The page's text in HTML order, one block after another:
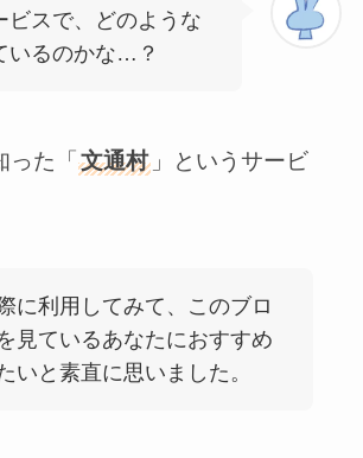
ビスで、どのような
いるのかな…？
った「文通村」というサービ
に利用してみて、このブロ
見ているあなたにおすすめ
いと素直に思いました。